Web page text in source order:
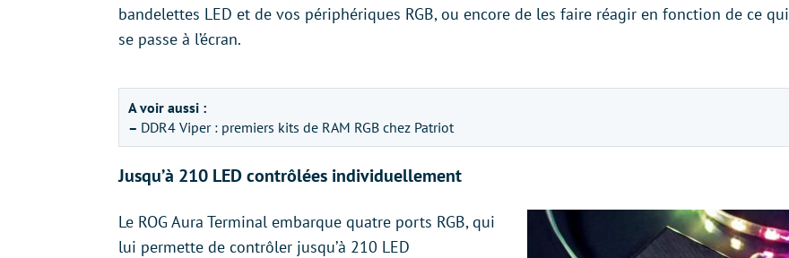
bandelettes LED et de vos périphériques RGB, ou encore de les faire réagir en fonction de ce qui
se passe à l’écran.
A voir aussi :
– DDR4 Viper : premiers kits de RAM RGB chez Patriot
Jusqu’à 210 LED contrôlées individuellement
Le ROG Aura Terminal embarque quatre ports RGB, qui
lui permette de contrôler jusqu’à 210 LED